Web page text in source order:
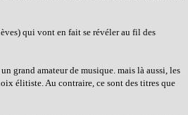
qui vont en fait se révéler au fil des
grand amateur de musique. mais là aussi, les
élitiste. Au contraire, ce sont des titres que